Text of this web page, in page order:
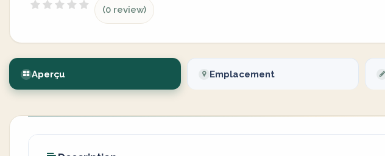
(0 review)
Aperçu Emplacement